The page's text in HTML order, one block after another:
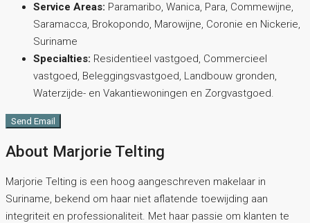
Service Areas: Paramaribo, Wanica, Para, Commewijne,
Saramacca, Brokopondo, Marowijne, Coronie en Nickerie,
Suriname
Specialties: Residentieel vastgoed, Commercieel
vastgoed, Beleggingsvastgoed, Landbouw gronden,
Waterzijde- en Vakantiewoningen en Zorgvastgoed.
Send Email
About Marjorie Telting
Marjorie Telting is een hoog aangeschreven makelaar in
Suriname, bekend om haar niet aflatende toewijding aan
integriteit en professionaliteit. Met haar passie om klanten te